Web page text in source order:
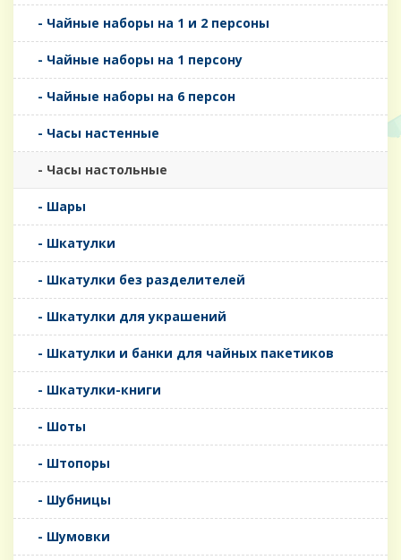
- Чайные наборы на 1 и 2 персоны
- Чайные наборы на 1 персону
- Чайные наборы на 6 персон
- Часы настенные
- Часы настольные
- Шары
- Шкатулки
- Шкатулки без разделителей
- Шкатулки для украшений
- Шкатулки и банки для чайных пакетиков
- Шкатулки-книги
- Шоты
- Штопоры
- Шубницы
- Шумовки